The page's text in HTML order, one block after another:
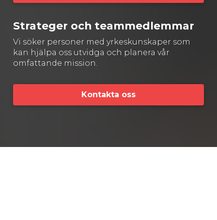
Strateger och teammedlemmar
Vi söker personer med yrkeskunskaper som
kan hjälpa oss utvidga och planera vår
omfattande mission.
Kontakta oss